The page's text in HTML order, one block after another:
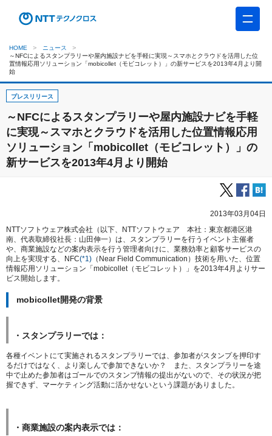
HOME
ニュース
～NFCによるスタンプラリーや屋内施設ナビを手軽に実現～スマホとクラウドを活用した位
置情報応用ソリューション「mobicollet（モビコレット）」の新サービスを2013年4月より開
始
プレスリリース
～NFCによるスタンプラリーや屋内施設ナビを手軽
に実現～スマホとクラウドを活用した位置情報応用
ソリューション「mobicollet（モビコレット）」の
新サービスを2013年4月より開始
2013年03月04日
NTTソフトウェア株式会社（以下、NTTソフトウェア 本社：東京都港区港
南、代表取締役社長：山田伸一）は、スタンプラリーを行うイベント主催者
や、商業施設などの案内表示を行う管理者向けに、業務効率と顧客サービスの
向上を実現する、NFC(*1) （Near Field Communication）技術を用いた、位置
情報応用ソリューション「mobicollet（モビコレット）」を2013年4月よりサー
ビス開始します。
mobicollet開発の背景
・スタンプラリーでは：
各種イベントにて実施されるスタンプラリーでは、参加者がスタンプを押印す
るだけではなく、より楽しんで参加できないか？ また、スタンプラリーを途
中で止めた参加者はゴールでのスタンプ情報の提出がないので、その状況が把
握できず、マーケティング活動に活かせないという課題がありました。
・商業施設の案内表示では：